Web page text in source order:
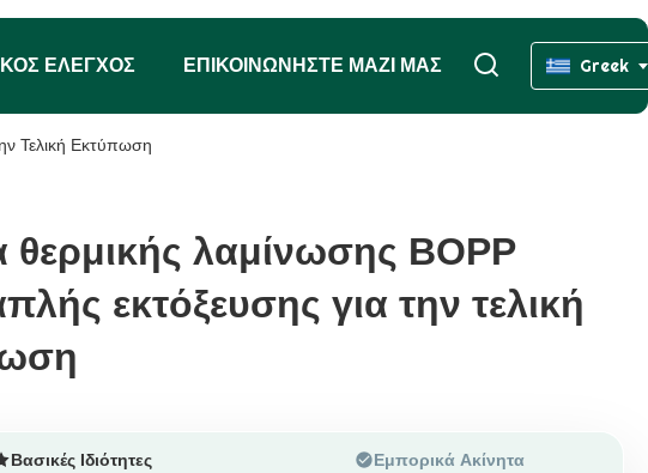
ΈΛΕΓΧΟΣ ΕΠΙΚΟΙΝΩΝΉΣΤΕ ΜΑΖΊ ΜΑΣ Greek
Τελική Εκτύπωση
λαμίνωσης BOPP
εκτόξευσης για την τελική
λαμίνωσης BOPP
εκτόξευσης για την τελική
Βασικές Ιδιότητες Εμπορικά Ακίνητα